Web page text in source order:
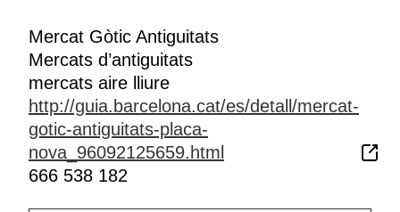
Mercat Gòtic Antiguitats
Mercats d’antiguitats
mercats aire lliure
http://guia.barcelona.cat/es/detall/mercat-
gotic-antiguitats-placa-
nova_96092125659.html
666 538 182